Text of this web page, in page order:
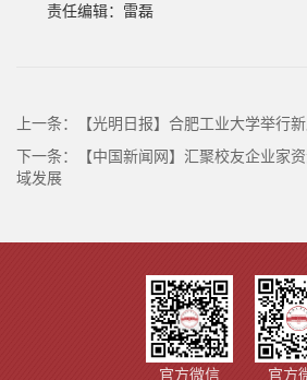
责任编辑：雷磊
上一条：
【光明日报】合肥工业大学举行
下一条：
【中国新闻网】汇聚校友企业家
域发展
官方微信 官方